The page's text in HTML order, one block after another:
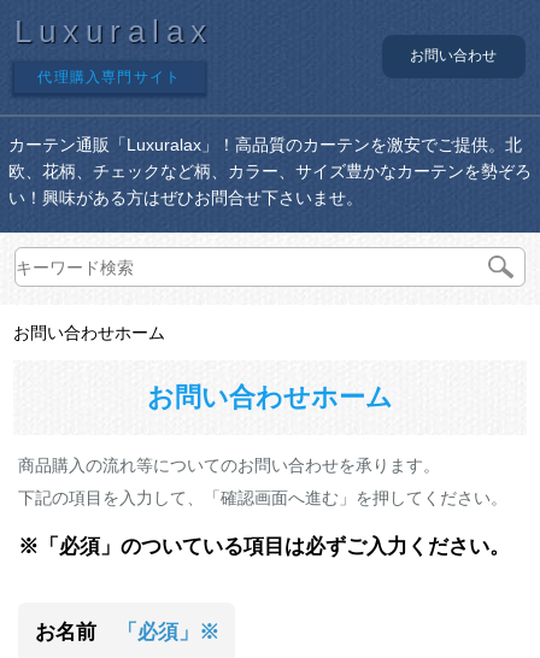
Luxuralax
代理購入専門サイト
お問い合わせ
カーテン通販「Luxuralax」！高品質のカーテンを激安でご提供。北
欧、花柄、チェックなど柄、カラー、サイズ豊かなカーテンを勢ぞろ
い！興味がある方はぜひお問合せ下さいませ。
お問い合わせホーム
お問い合わせホーム
商品購入の流れ等についてのお問い合わせを承ります。
下記の項目を入力して、「確認画面へ進む」を押してください。
※「必須」のついている項目は必ずご入力ください。
お名前 「必須」※